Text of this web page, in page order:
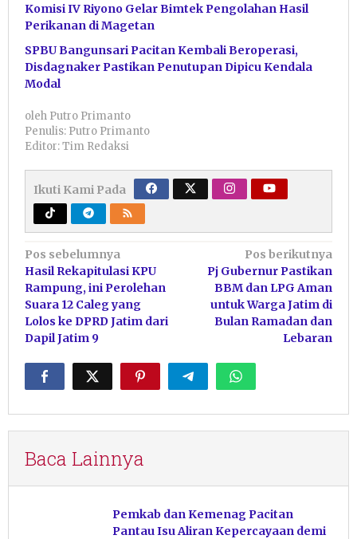
Komisi IV Riyono Gelar Bimtek Pengolahan Hasil
Perikanan di Magetan
SPBU Bangunsari Pacitan Kembali Beroperasi,
Disdagnaker Pastikan Penutupan Dipicu Kendala
Modal
oleh Putro Primanto
Penulis: Putro Primanto
Editor: Tim Redaksi
Ikuti Kami Pada
Navigasi
pos
Pos sebelumnya
Hasil Rekapitulasi KPU
Rampung, ini Perolehan
Suara 12 Caleg yang
Lolos ke DPRD Jatim dari
Dapil Jatim 9
Pos berikutnya
Pj Gubernur Pastikan
BBM dan LPG Aman
untuk Warga Jatim di
Bulan Ramadan dan
Lebaran
Baca Lainnya
Pemkab dan Kemenag Pacitan
Pantau Isu Aliran Kepercayaan demi